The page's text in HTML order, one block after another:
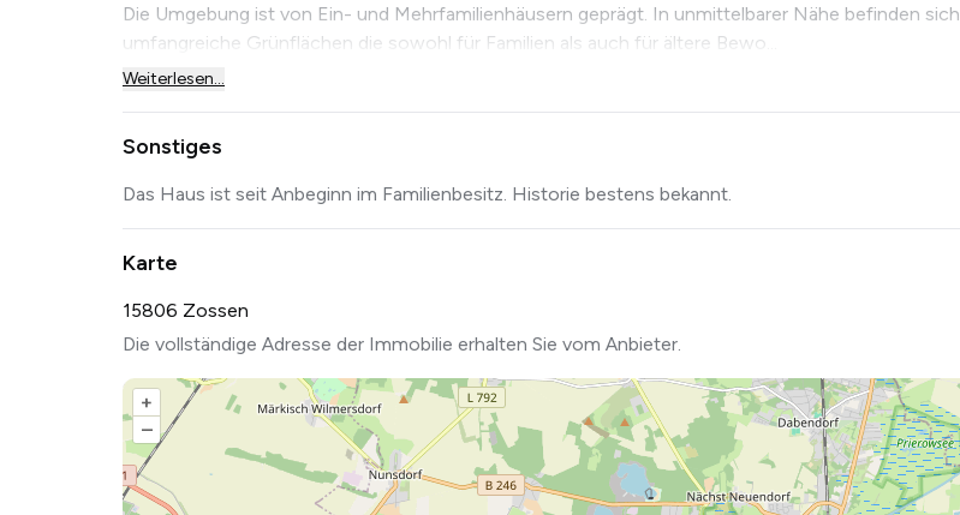
Die Umgebung ist von Ein- und Mehrfamilienhäusern geprägt. In unmittelbarer Nähe befinden sich
umfangreiche Grünflächen die sowohl für Familien als auch für ältere Bewo...
Weiterlesen...
Sonstiges
Das Haus ist seit Anbeginn im Familienbesitz. Historie bestens bekannt.
Karte
15806 Zossen
Die vollständige Adresse der Immobilie erhalten Sie vom Anbieter.
+
–